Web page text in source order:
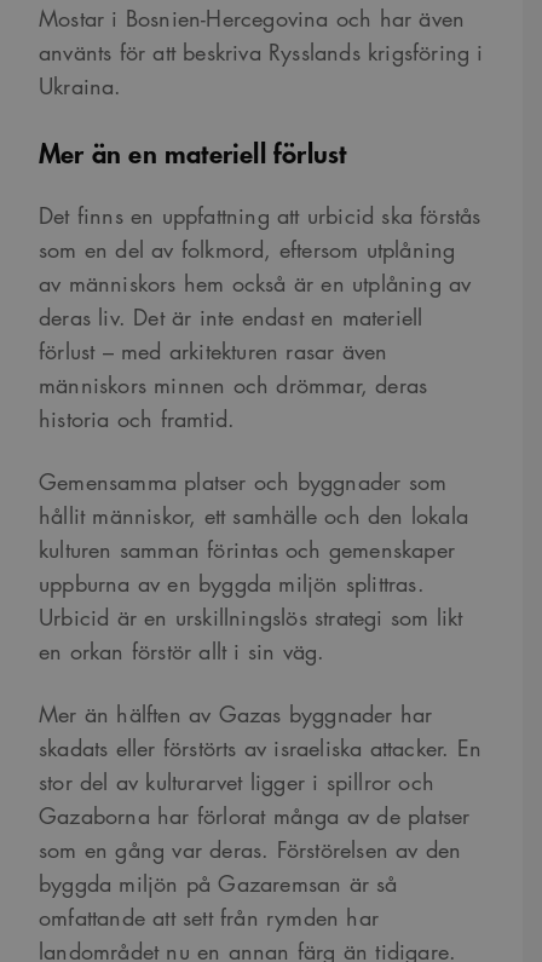
Mostar i Bosnien-Hercegovina och har även
använts för att beskriva Rysslands krigsföring i
Ukraina.
Mer än en materiell förlust
Det finns en uppfattning att urbicid ska förstås
som en del av folkmord, eftersom utplåning
av människors hem också är en utplåning av
deras liv. Det är inte endast en materiell
förlust – med arkitekturen rasar även
människors minnen och drömmar, deras
historia och framtid.
Gemensamma platser och byggnader som
hållit människor, ett samhälle och den lokala
kulturen samman förintas och gemenskaper
uppburna av en byggda miljön splittras.
Urbicid är en urskillningslös strategi som likt
en orkan förstör allt i sin väg.
Mer än hälften av Gazas byggnader har
skadats eller förstörts av israeliska attacker. En
stor del av kulturarvet ligger i spillror och
Gazaborna har förlorat många av de platser
som en gång var deras. Förstörelsen av den
byggda miljön på Gazaremsan är så
omfattande att sett från rymden har
landområdet nu en annan färg än tidigare.